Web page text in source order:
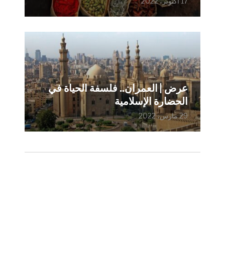
عرض | العمران.. فلسفة الحياة في
الحضارة الإسلامية
29 مارس، 2022